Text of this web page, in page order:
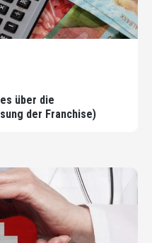
über die
der Franchise)